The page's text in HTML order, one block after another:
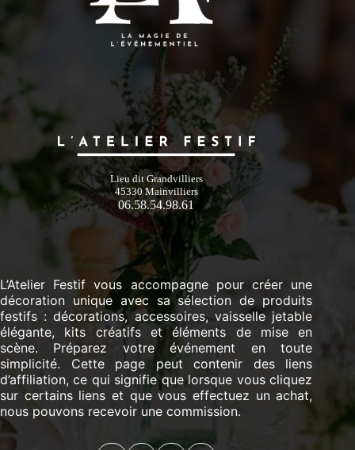
Lieu dit Grandvilliers
45330 Mainvilliers
06.58.54.98.61
L’Atelier Festif vous accompagne pour créer une
décoration unique avec sa sélection de produits
festifs : décorations, accessoires, vaisselle jetable
élégante, kits créatifs et éléments de mise en
scène. Préparez votre événement en toute
simplicité. Cette page peut contenir des liens
d’affiliation, ce qui signifie que lorsque vous cliquez
sur certains liens et que vous effectuez un achat,
nous pouvons recevoir une commission.